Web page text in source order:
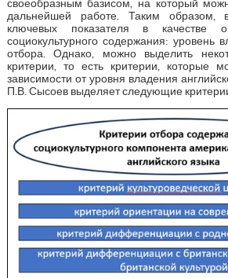
своеобразным базисом, на который
дальнейшей работе. Таким образом,
ключевых показателя в качестве
социокультурного содержания: уровень
отбора. Однако, можно выделить
критерии, то есть критерии, которые
зависимости от уровня владения
П.В. Сысоев выделяет следующие